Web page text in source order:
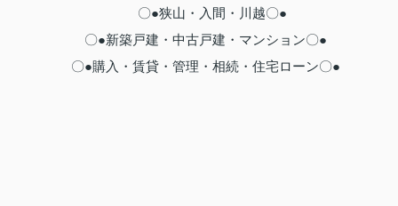
〇●狭山・入間・川越〇●
〇●新築戸建・中古戸建・マンション〇●
〇●購入・賃貸・管理・相続・住宅ローン〇●